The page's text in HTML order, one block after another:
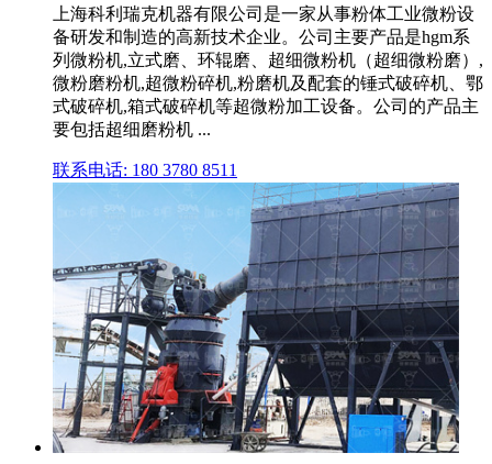
上海科利瑞克机器有限公司是一家从事粉体工业微粉设
备研发和制造的高新技术企业。公司主要产品是hgm系
列微粉机,立式磨、环辊磨、超细微粉机（超细微粉磨）,
微粉磨粉机,超微粉碎机,粉磨机及配套的锤式破碎机、鄂
式破碎机,箱式破碎机等超微粉加工设备。公司的产品主
要包括超细磨粉机 ...
联系电话: 180 3780 8511